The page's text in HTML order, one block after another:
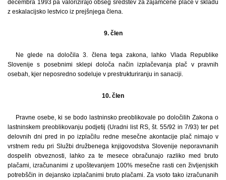
decembra 1993 pa valorizirajo obseg sredstev za zajamčene plače v skladu
z eskalacijsko lestvico iz prejšnjega člena.
9. člen
Ne glede na določila 3. člena tega zakona, lahko Vlada Republike
Slovenije s posebnimi sklepi določa način izplačevanja plač v pravnih
osebah, kjer neposredno sodeluje v prestrukturiranju in sanaciji.
10. člen
Pravne osebe, ki se bodo lastninsko preoblikovale po določilih Zakona o
lastninskem preoblikovanju podjetij (Uradni list RS, št. 55/92 in 7/93) ter pet
delovnih dni pred in po izplačilu redne mesečne akontacije plač nimajo v
vrstnem redu pri Službi družbenega knjigovodstva Slovenije neporavnanih
dospelih obveznosti, lahko za te mesece obračunajo razliko med bruto
plačami, izračunanimi z upoštevanjem 100% mesečne rasti cen življenjskih
potrebščin in dejansko izplačanimi bruto plačami. Za vsoto tako izračunanih